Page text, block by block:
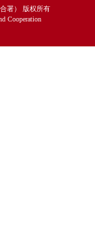
署） 版权所有
Cooperation